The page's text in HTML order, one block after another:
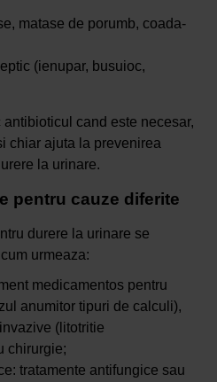
matase de porumb, coada-
(ienupar, busuioc,
cand este necesar,
chiar ajuta la prevenirea
la urinare.
pentru cauze diferite
durere la urinare se
urmeaza:
medicamentos pentru
anumitor tipuri de calculi),
(litotritie
chirurgie;
tratamente antifungice sau